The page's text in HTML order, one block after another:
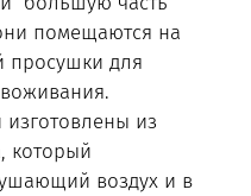
помещаются на
просушки для
из
который
воздух и в